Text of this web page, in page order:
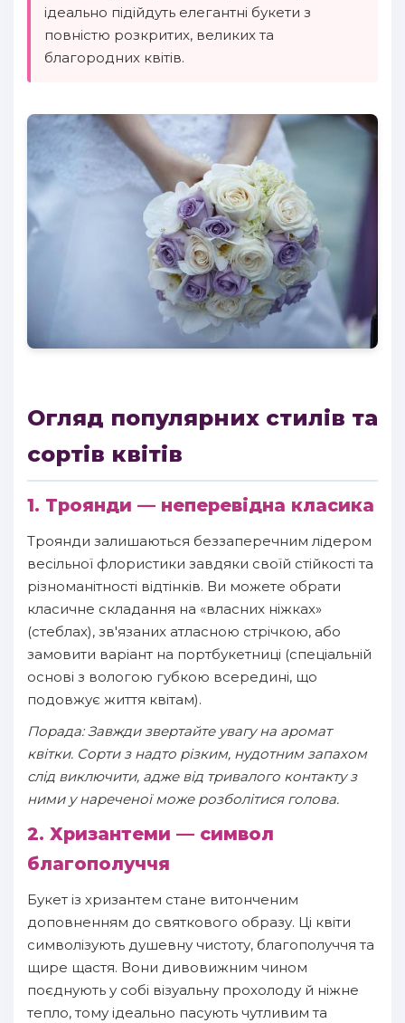
ідеально підійдуть елегантні букети з
повністю розкритих, великих та
благородних квітів.
Огляд популярних стилів та
сортів квітів
1. Троянди — неперевідна класика
Троянди залишаються беззаперечним лідером
весільної флористики завдяки своїй стійкості та
різноманітності відтінків. Ви можете обрати
класичне складання на «власних ніжках»
(стеблах), зв'язаних атласною стрічкою, або
замовити варіант на портбукетниці (спеціальній
основі з вологою губкою всередині, що
подовжує життя квітам).
Порада: Завжди звертайте увагу на аромат
квітки. Сорти з надто різким, нудотним запахом
слід виключити, адже від тривалого контакту з
ними у нареченої може розболітися голова.
2. Хризантеми — символ
благополуччя
Букет із хризантем стане витонченим
доповненням до святкового образу. Ці квіти
символізують душевну чистоту, благополуччя та
щире щастя. Вони дивовижним чином
поєднують у собі візуальну прохолоду й ніжне
тепло, тому ідеально пасують чутливим та